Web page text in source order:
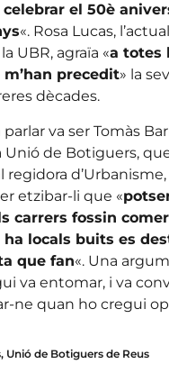
el 50è
«. Rosa Lucas, l’actual
UBR, agraïa «a totes
precedit» la
dècades.
va ser Tomàs
de Botiguers,
regidora
etzibar-li que «
carrers fossin
locals buits es
que fan«. Una
va entomar, i va
ne quan ho cregui
, Unió de Botiguers de Reus